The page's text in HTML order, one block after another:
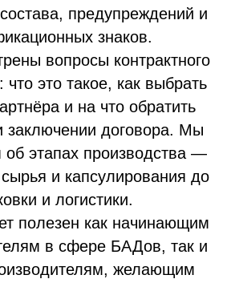
предупреждений и
знаков.
вопросы контрактного
что это такое, как выбрать
и на что обратить
заключении договора. Мы
об этапах производства —
сырья и капсулирования до
и логистики.
полезен как начинающим
в сфере БАДов, так и
желающим